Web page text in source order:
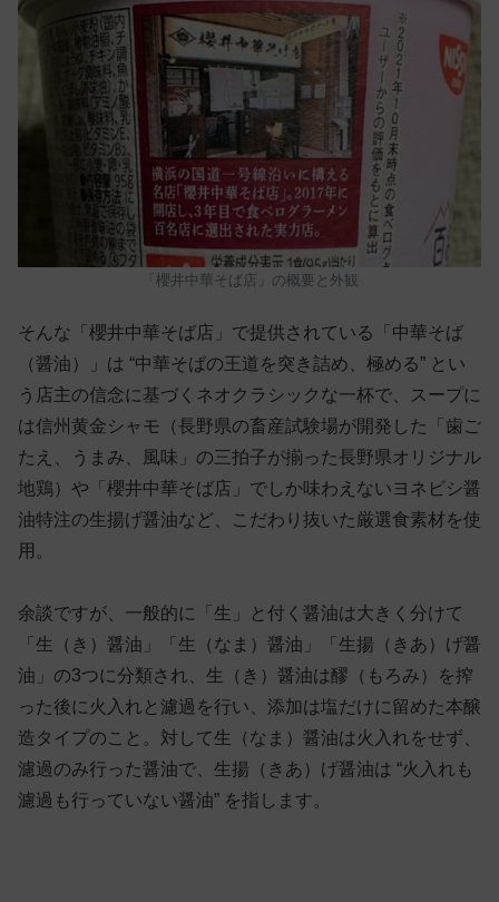
「櫻井中華そば店」の概要と外観
そんな「櫻井中華そば店」で提供されている「中華そば
（醤油）」は “中華そばの王道を突き詰め、極める” とい
う店主の信念に基づくネオクラシックな一杯で、スープに
は信州黄金シャモ（長野県の畜産試験場が開発した「歯ご
たえ、うまみ、風味」の三拍子が揃った長野県オリジナル
地鶏）や「櫻井中華そば店」でしか味わえないヨネビシ醤
油特注の生揚げ醤油など、こだわり抜いた厳選食素材を使
用。
余談ですが、一般的に「生」と付く醤油は大きく分けて
「生（き）醤油」「生（なま）醤油」「生揚（きあ）げ醤
油」の3つに分類され、生（き）醤油は醪（もろみ）を搾
った後に火入れと濾過を行い、添加は塩だけに留めた本醸
造タイプのこと。対して生（なま）醤油は火入れをせず、
濾過のみ行った醤油で、生揚（きあ）げ醤油は “火入れも
濾過も行っていない醤油” を指します。